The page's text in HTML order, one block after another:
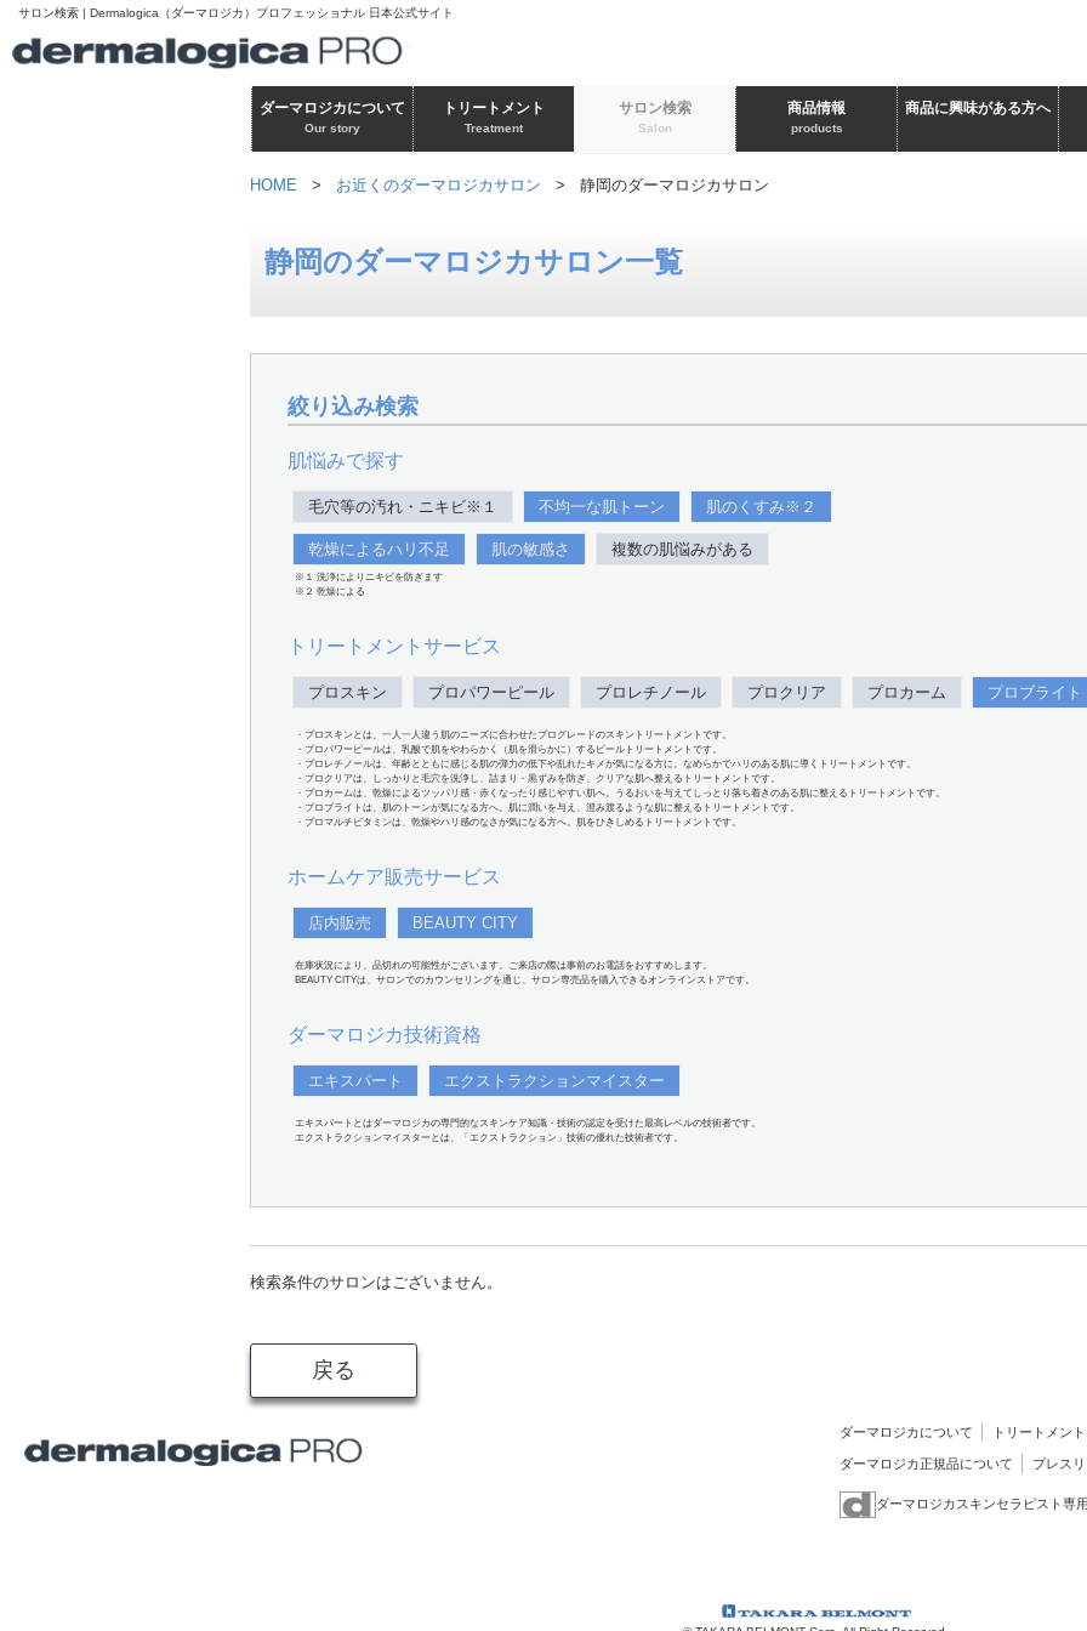
サロン検索 | Dermalogica（ダーマロジカ）プロフェッショナル 日本公式サイト
ダーマロジカについて
Our story
トリートメント
Treatment
サロン検索
Salon
商品情報
products
商品に興味がある方へ
HOME > お近くのダーマロジカサロン > 静岡のダーマロジカサロン
静岡のダーマロジカサロン一覧
絞り込み検索
肌悩みで探す
毛穴等の汚れ・ニキビ※１ 不均一な肌トーン 肌のくすみ※２
乾燥によるハリ不足 肌の敏感さ 複数の肌悩みがある
※１ 洗浄によりニキビを防ぎます
※２ 乾燥による
トリートメントサービス
プロスキン プロパワーピール プロレチノール プロクリア プロカーム プロブライト
・プロスキンとは、一人一人違う肌のニーズに合わせたプログレードのスキントリートメントです。
・プロパワーピールは、乳酸で肌をやわらかく（肌を滑らかに）するピールトリートメントです。
・プロレチノールは、年齢とともに感じる肌の弾力の低下や乱れたキメが気になる方に。なめらかでハリのある肌に導くトリートメントです。
・プロクリアは、しっかりと毛穴を洗浄し、詰まり・黒ずみを防ぎ、クリアな肌へ整えるトリートメントです。
・プロカームは、乾燥によるツッパリ感・赤くなったり感じやすい肌へ。うるおいを与えてしっとり落ち着きのある肌に整えるトリートメントです。
・プロブライトは、肌のトーンが気になる方へ。肌に潤いを与え、澄み渡るような肌に整えるトリートメントです。
・プロマルチビタミンは、乾燥やハリ感のなさが気になる方へ。肌をひきしめるトリートメントです。
ホームケア販売サービス
店内販売 BEAUTY CITY
在庫状況により、品切れの可能性がございます。ご来店の際は事前のお電話をおすすめします。
BEAUTY CITYは、サロンでのカウンセリングを通じ、サロン専売品を購入できるオンラインストアです。
ダーマロジカ技術資格
エキスパート エクストラクションマイスター
エキスパートとはダーマロジカの専門的なスキンケア知識・技術の認定を受けた最高レベルの技術者です。
エクストラクションマイスターとは、「エクストラクション」技術の優れた技術者です。
検索条件のサロンはございません。
戻る
ダーマロジカについて トリートメント
ダーマロジカ正規品について プレス
ダーマロジカスキンセラピスト専